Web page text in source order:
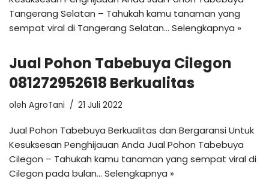
Tangerang Selatan – Tahukah kamu tanaman yang
sempat viral di Tangerang Selatan… Selengkapnya »
Jual Pohon Tabebuya Cilegon
081272952618 Berkualitas
oleh AgroTani 21 Juli 2022
Jual Pohon Tabebuya Berkualitas dan Bergaransi Untuk
Kesuksesan Penghijauan Anda Jual Pohon Tabebuya
Cilegon – Tahukah kamu tanaman yang sempat viral di
Cilegon pada bulan… Selengkapnya »